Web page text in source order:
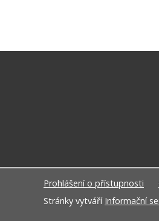
Prohlášení o přístupnosti
Stránky vytváří Informační